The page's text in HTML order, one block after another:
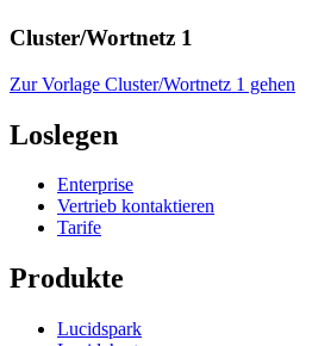
Cluster/Wortnetz 1
Zur Vorlage Cluster/Wortnetz 1 gehen
Loslegen
Enterprise
Vertrieb kontaktieren
Tarife
Produkte
Lucidspark